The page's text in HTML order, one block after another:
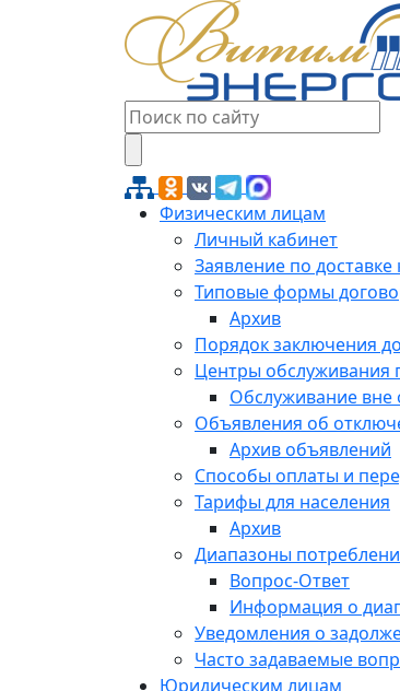
Физическим лицам
Личный кабинет
Заявление по
Типовые формы
Архив
Порядок заключения
Центры обслуживания
Обслуживание вне
Объявления об
Архив объявлений
Способы оплаты и
Тарифы для населения
Архив
Диапазоны
Вопрос-Ответ
Информация о
Уведомления о
Часто задаваемые
Юридическим лицам